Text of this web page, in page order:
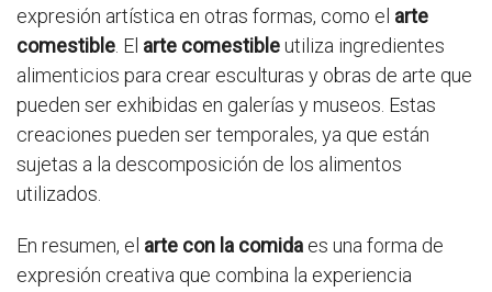
expresión artística en otras formas, como el arte
comestible. El arte comestibleutiliza ingredientes
alimenticios para crear esculturas y obras de arte que
pueden ser exhibidas en galerías y museos. Estas
creaciones pueden ser temporales, ya que están
sujetas a la descomposición de los alimentos
utilizados.
En resumen, el arte con la comida es una forma de
expresión creativa que combina la experiencia